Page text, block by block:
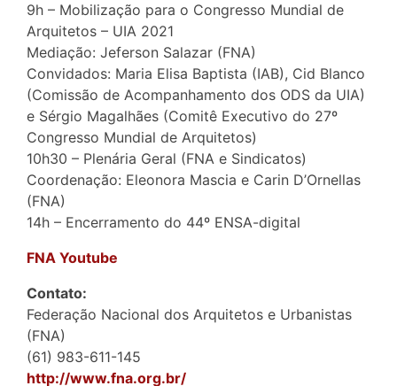
9h – Mobilização para o Congresso Mundial de
Arquitetos – UIA 2021
Mediação: Jeferson Salazar (FNA)
Convidados: Maria Elisa Baptista (IAB), Cid Blanco
(Comissão de Acompanhamento dos ODS da UIA)
e Sérgio Magalhães (Comitê Executivo do 27º
Congresso Mundial de Arquitetos)
10h30 – Plenária Geral (FNA e Sindicatos)
Coordenação: Eleonora Mascia e Carin D’Ornellas
(FNA)
14h – Encerramento do 44º ENSA-digital
FNA Youtube
Contato:
Federação Nacional dos Arquitetos e Urbanistas
(FNA)
(61) 983-611-145
http://www.fna.org.br/